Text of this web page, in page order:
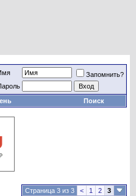
Запомнить?
Поиск
Страница 3 из 3 < 1 2 3